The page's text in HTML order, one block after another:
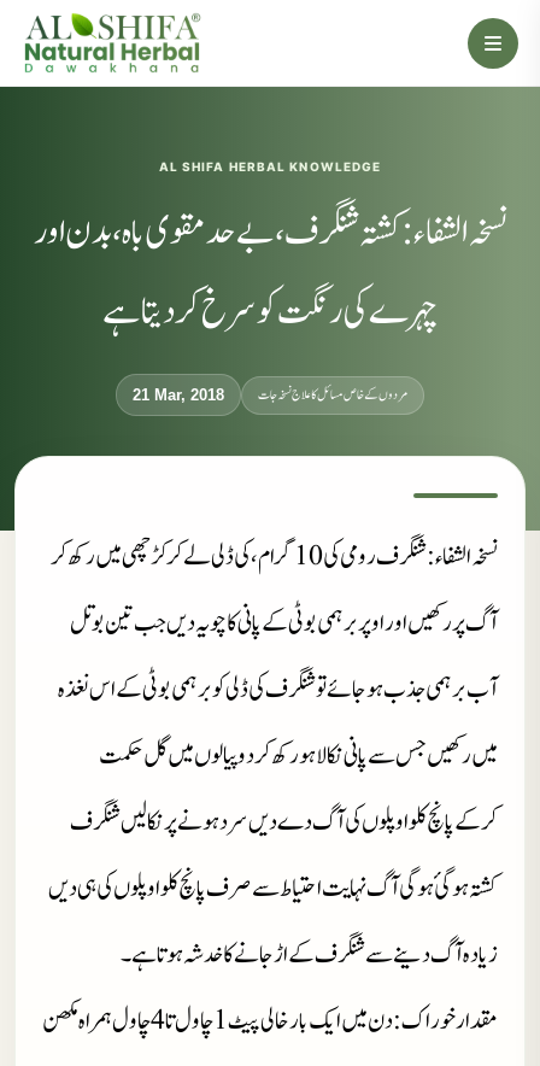
AL SHIFA HERBAL KNOWLEDGE
نسخہ الشفاء : کشتہ شنگرف، بے حد مقوی باہ، بدن اور
چہرے کی رنگت کو سرخ کردیتا ہے
21 Mar, 2018 مردوں کے خاص مسائل کا علاج نسخہ جات
نسخہ الشفاء : شنگرف رومی کی 10 گرام، کی ڈلی لے کر کڑچھی میں رکھ کر
آگ پر رکھیں اور اوپر برہمی بوٹی کے پانی کا چویہ دیں جب تین بوتل
آب برہمی جذب ہوجائے تو شنگرف کی ڈلی کو برہمی بوٹی کے اس نغذہ
میں رکھیں جس سے پانی نکالا ہو رکھ کر دو پیالوں میں گل حکمت
کرکےپانچ کلو اوپلوں کی آگ دے دیں سرد ہونے پر نکالیں شنگرف
کشتہ ہوگئ ہوگی آگ نہایت احتیاط سے صرف پانچ کلو اوپلوں کی ہی دیں
زیادہ آگ دینےسے شنگرف کے اڑ جانےکا خدشہ ہوتا ہے۔
مقدار خوراک : دن میں ایک بار خالی پیٹ 1 چاول تا 4 چاول ہمراہ مکھن